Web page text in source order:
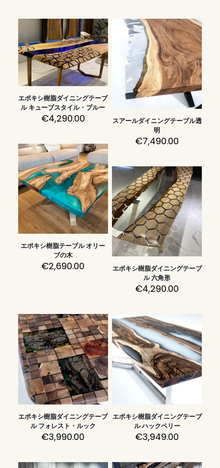
エポキシ樹脂ダイニングテーブ
ル キューブスタイル・ブルー
€4,290.00
スアールダイニングテーブル透
明
€7,490.00
エポキシ樹脂テーブル オリー
ブの木
€2,690.00
エポキシ樹脂ダイニングテーブ
ル 六角形
€4,290.00
エポキシ樹脂ダイニングテーブ
ル フォレスト・ルック
€3,990.00
エポキシ樹脂ダイニングテーブ
ル ハックベリー
€3,949.00